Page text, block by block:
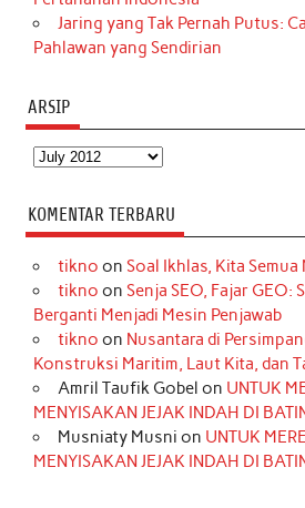
Jaring yang Tak Pernah Putus:
Pahlawan yang Sendirian
ARSIP
Arsip
KOMENTAR TERBARU
tikno on Soal Ikhlas, Kita
tikno on Senja SEO, Fajar GEO:
Berganti Menjadi Mesin Penjawab
tikno on Nusantara di
Konstruksi Maritim, Laut Kita, dan
Amril Taufik Gobel on UNTUK
MENYISAKAN JEJAK INDAH DI
Musniaty Musni on UNTUK
MENYISAKAN JEJAK INDAH DI